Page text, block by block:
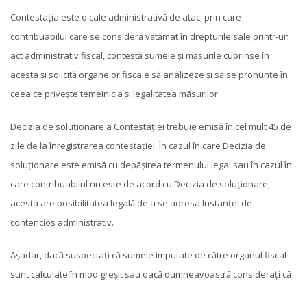
Contestația este o cale administrativă de atac, prin care
contribuabilul care se consideră vătămat în drepturile sale printr-un
act administrativ fiscal, contestă sumele și măsurile cuprinse în
acesta și solicită organelor fiscale să analizeze și să se pronunțe în
ceea ce privește temeinicia și legalitatea măsurilor.
Decizia de soluționare a Contestației trebuie emisă în cel mult 45 de
zile de la înregistrarea contestației. În cazul în care Decizia de
soluționare este emisă cu depășirea termenului legal sau în cazul în
care contribuabilul nu este de acord cu Decizia de soluționare,
acesta are posibilitatea legală de a se adresa Instanței de
contencios administrativ.
Așadar, dacă suspectați că sumele imputate de către organul fiscal
sunt calculate în mod greșit sau dacă dumneavoastră considerați că